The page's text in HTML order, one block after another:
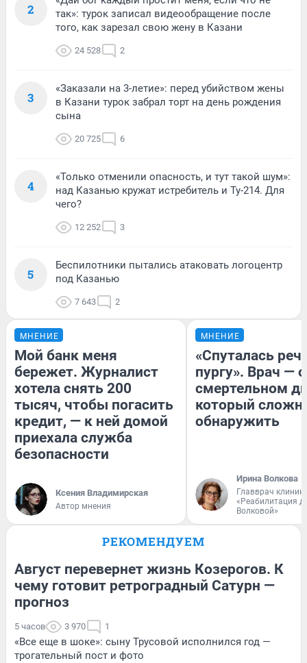
2
так»: турок записал видеообращение после
того, как зарезал свою жену в Казани
24 528 2
3
«Заказали на 3-летие»: перед убийством жены
в Казани турок забрал торт на день рождения
сына
20 725 6
4
«Только отменили опасность, и тут такой шум»:
над Казанью кружат истребитель и Ту-214. Для
чего?
12 252 3
5
Беспилотники пытались атаковать логоцентр
под Казанью
7 643 2
МНЕНИЕ
Мой банк меня
бережет. Журналист
хотела снять 200
тысяч, чтобы погасить
кредит, — к ней домой
приехала служба
безопасности
Ксения Владимирская
Автор мнения
МНЕНИЕ
«Спуталась
пургу». Врач — о
смертельном
который
обнаружить
Ирина Волкова
Главврач
«Реабилитация
Волковой»
РЕКОМЕНДУЕМ
Август перевернет жизнь Козерогов. К
чему готовит ретроградный Сатурн —
прогноз
5 часов 3 970 1
«Все еще в шоке»: сыну Трусовой исполнился год —
трогательный пост и фото